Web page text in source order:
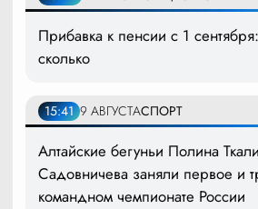
Прибавка к пенсии с 1
сколько
15:41 9 АВГУСТАСПОРТ
Алтайские бегуньи Полина
Садовничева заняли первое и
командном чемпионате России